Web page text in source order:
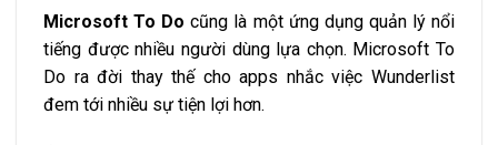
Microsoft To Do cũng là một ứng dụng quản lý nổi
tiếng được nhiều người dùng lựa chọn. Microsoft To
Do ra đời thay thế cho apps nhắc việc Wunderlist
đem tới nhiều sự tiện lợi hơn.